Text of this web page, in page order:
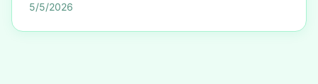
5/5/2026